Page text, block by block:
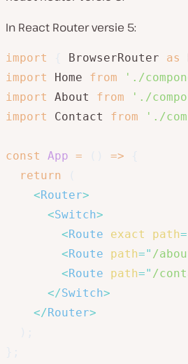
In React Router versie 5:
import BrowserRouter as
import
Home from './
import
About from './
import
Contact from './
const App = =>
return
<Router>
<Switch>
<Route exact path=
<Route path=" /
<Route path=" /
</Switch>
</Router>